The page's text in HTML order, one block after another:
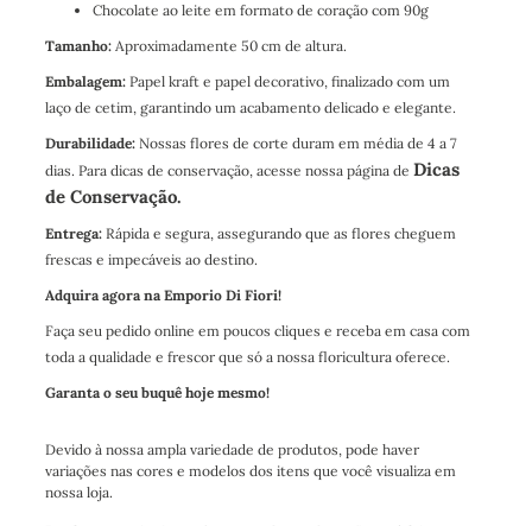
Chocolate ao leite em formato de coração com 90g
Tamanho: Aproximadamente 50 cm de altura.
Embalagem: Papel kraft e papel decorativo, finalizado com um
laço de cetim, garantindo um acabamento delicado e elegante.
Durabilidade: Nossas flores de corte duram em média de 4 a 7
dias. Para dicas de conservação, acesse nossa página de Dicas
de Conservação.
Entrega: Rápida e segura, assegurando que as flores cheguem
frescas e impecáveis ao destino.
Adquira agora na Emporio Di Fiori!
Faça seu pedido online em poucos cliques e receba em casa com
toda a qualidade e frescor que só a nossa floricultura oferece.
Garanta o seu buquê hoje mesmo!
Devido à nossa ampla variedade de produtos, pode haver
variações nas cores e modelos dos itens que você visualiza em
nossa loja.